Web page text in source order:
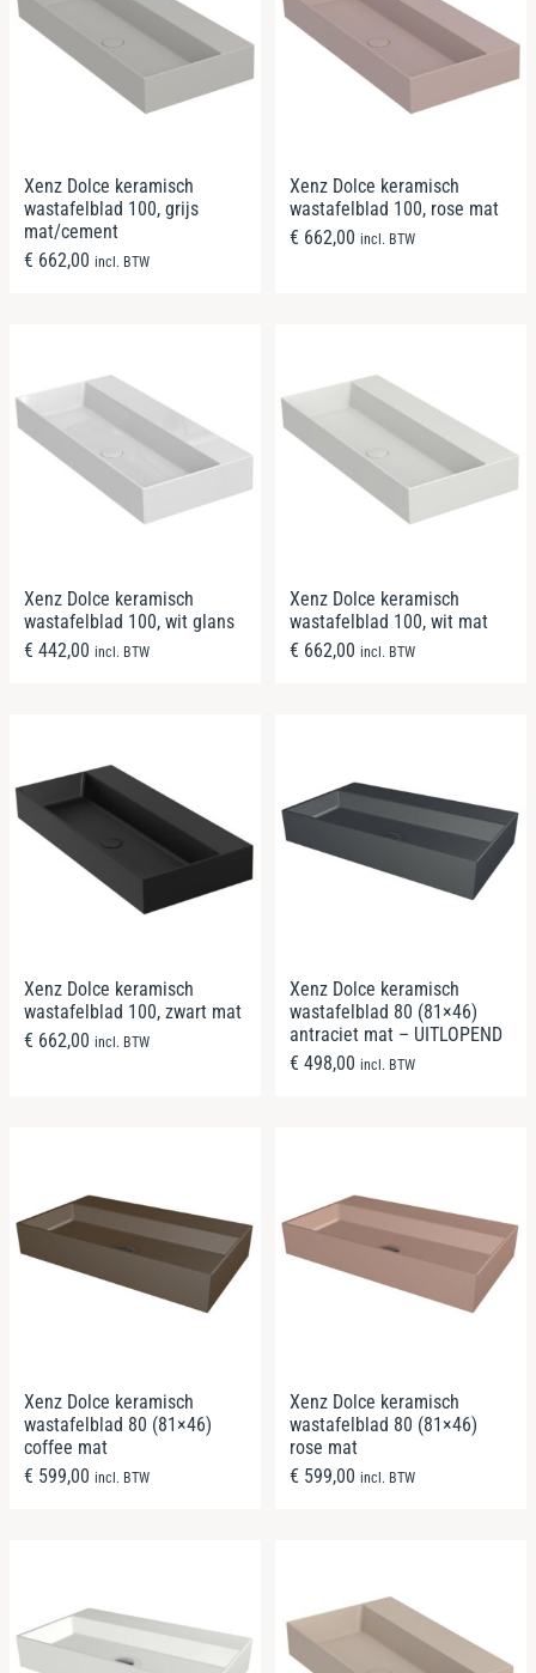
Xenz Dolce keramisch
wastafelblad 100, grijs
mat/cement
€ 662,00 incl. BTW
Xenz Dolce keramisch
wastafelblad 100, rose mat
€ 662,00 incl. BTW
Xenz Dolce keramisch
wastafelblad 100, wit glans
€ 442,00 incl. BTW
Xenz Dolce keramisch
wastafelblad 100, wit mat
€ 662,00 incl. BTW
Xenz Dolce keramisch
wastafelblad 100, zwart mat
€ 662,00 incl. BTW
Xenz Dolce keramisch
wastafelblad 80 (81×46)
antraciet mat – UITLOPEND
€ 498,00 incl. BTW
Xenz Dolce keramisch
wastafelblad 80 (81×46)
coffee mat
€ 599,00 incl. BTW
Xenz Dolce keramisch
wastafelblad 80 (81×46)
rose mat
€ 599,00 incl. BTW